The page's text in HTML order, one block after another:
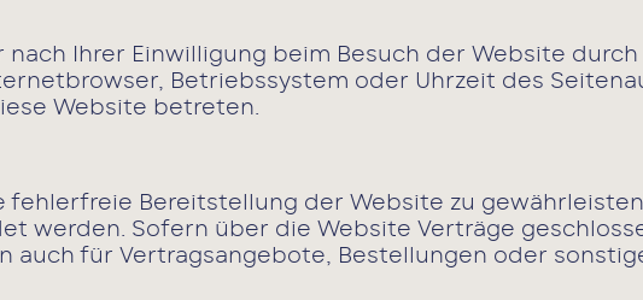
Ihrer Einwilligung beim Besuch der Website durch
Betriebssystem oder Uhrzeit des
Website betreten.
fehlerfreie Bereitstellung der Website zu
werden. Sofern über die Website Verträge
auch für Vertragsangebote, Bestellungen oder